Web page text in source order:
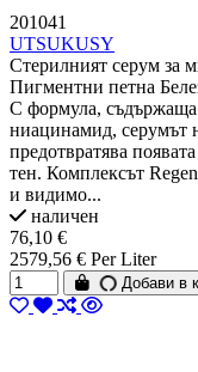
201041
UTSUKUSY
Стерилният серум за
Пигментни петна
С формула, съдържаща
ниацинамид, серумът
предотвратява
тен. Комплексът
и видимо...
наличен
76,10 €
2579,56 € Per Liter
Добави в